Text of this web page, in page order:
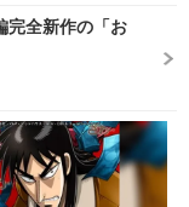
完全新作の「お